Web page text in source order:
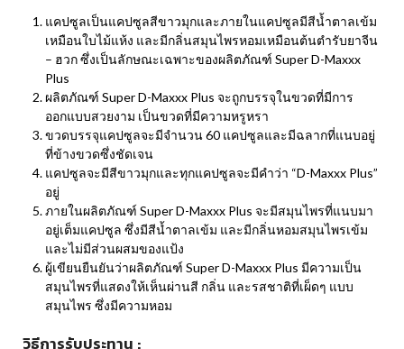
แคปซูลเป็นแคปซูลสีขาวมุกและภายในแคปซูลมีสีน้ำตาลเข้ม
เหมือนใบไม้แห้ง และมีกลิ่นสมุนไพรหอมเหมือนต้นตำรับยาจีน
– ฮวก ซึ่งเป็นลักษณะเฉพาะของผลิตภัณฑ์ Super D-Maxxx
Plus
ผลิตภัณฑ์ Super D-Maxxx Plus จะถูกบรรจุในขวดที่มีการ
ออกแบบสวยงาม เป็นขวดที่มีความหรูหรา
ขวดบรรจุแคปซูลจะมีจำนวน 60 แคปซูลและมีฉลากที่แนบอยู่
ที่ข้างขวดซึ่งชัดเจน
แคปซูลจะมีสีขาวมุกและทุกแคปซูลจะมีคำว่า “D-Maxxx Plus”
อยู่
ภายในผลิตภัณฑ์ Super D-Maxxx Plus จะมีสมุนไพรที่แนบมา
อยู่เต็มแคปซูล ซึ่งมีสีน้ำตาลเข้ม และมีกลิ่นหอมสมุนไพรเข้ม
และไม่มีส่วนผสมของแป้ง
ผู้เขียนยืนยันว่าผลิตภัณฑ์ Super D-Maxxx Plus มีความเป็น
สมุนไพรที่แสดงให้เห็นผ่านสี กลิ่น และรสชาติที่เผ็ดๆ แบบ
สมุนไพร ซึ่งมีความหอม
วิธีการรับประทาน :